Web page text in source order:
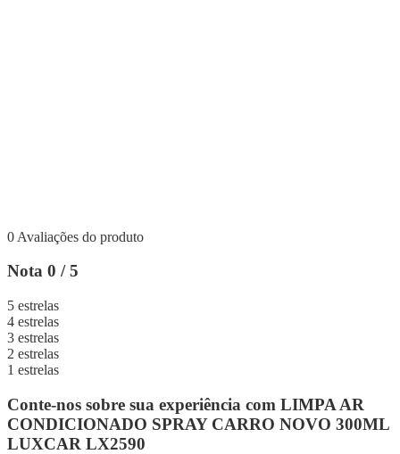
0 Avaliações do produto
Nota 0 / 5
5 estrelas
4 estrelas
3 estrelas
2 estrelas
1 estrelas
Conte-nos sobre sua experiência com LIMPA AR
CONDICIONADO SPRAY CARRO NOVO 300ML
LUXCAR LX2590